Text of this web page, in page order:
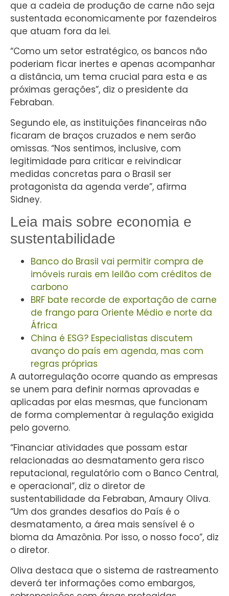
que a cadeia de produção de carne não seja
sustentada economicamente por fazendeiros
que atuam fora da lei.
“Como um setor estratégico, os bancos não
poderiam ficar inertes e apenas acompanhar
a distância, um tema crucial para esta e as
próximas gerações”, diz o presidente da
Febraban.
Segundo ele, as instituições financeiras não
ficaram de braços cruzados e nem serão
omissas. “Nos sentimos, inclusive, com
legitimidade para criticar e reivindicar
medidas concretas para o Brasil ser
protagonista da agenda verde”, afirma
Sidney.
Leia mais sobre economia e
sustentabilidade
Banco do Brasil vai permitir compra de
imóveis rurais em leilão com créditos de
carbono
BRF bate recorde de exportação de carne
de frango para Oriente Médio e norte da
África
China é ESG? Especialistas discutem
avanço do país em agenda, mas com
regras próprias
A autorregulação ocorre quando as empresas
se unem para definir normas aprovadas e
aplicadas por elas mesmas, que funcionam
de forma complementar à regulação exigida
pelo governo.
“Financiar atividades que possam estar
relacionadas ao desmatamento gera risco
reputacional, regulatório com o Banco Central,
e operacional”, diz o diretor de
sustentabilidade da Febraban, Amaury Oliva.
“Um dos grandes desafios do País é o
desmatamento, a área mais sensível é o
bioma da Amazônia. Por isso, o nosso foco”, diz
o diretor.
Oliva destaca que o sistema de rastreamento
deverá ter informações como embargos,